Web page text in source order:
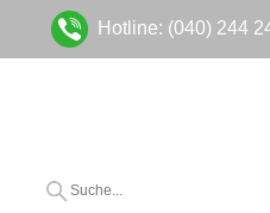
Hotline: (040) 244